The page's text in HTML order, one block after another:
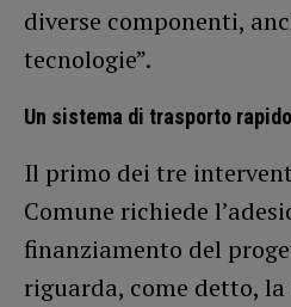
diverse componenti,
tecnologie”.
Un sistema di trasporto
Il primo dei tre
Comune richiede
finanziamento del
riguarda, come detto,